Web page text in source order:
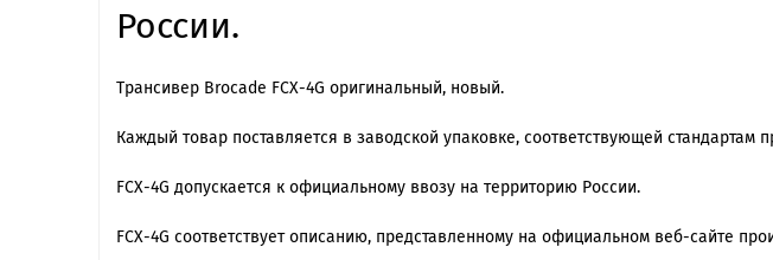
России.
Трансивер Brocade FCX-4G оригинальный, новый.
Каждый товар поставляется в заводской упаковке, соответствующей стандартам
FCX-4G допускается к официальному ввозу на территорию России.
FCX-4G cоответствует описанию, представленному на официальном веб-сайте